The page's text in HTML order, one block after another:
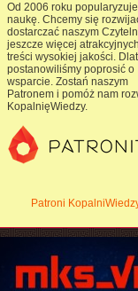
Od 2006 roku
naukę. Chcemy się
dostarczać naszym
jeszcze więcej atrakcyjnych
treści wysokiej jakości.
postanowiliśmy poprosić o
wsparcie. Zostań naszym
Patronem i pomóż nam
KopalnięWiedzy.
Patroni